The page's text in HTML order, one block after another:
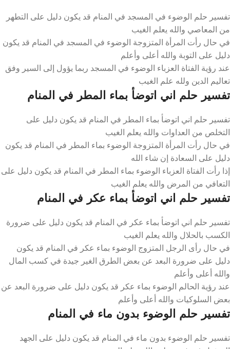
تفسير حلم الوضوء في المسجد في المنام قد يكون دليل على التطهر
من المعاصي والله يعلم الغيب
في حال رأت المرأة المتزوجة الوضوء في المسجد في المنام قد يكون
دليل على التوبة والله أعلى وأعلم
عند رؤية الفتاة العزباء الوضوء في المسجد ربما يؤول إلى السير وفق
تعاليم الدين ولله علم الغيب
تفسير حلم اني اتوضأ بماء المطر في المنام
تفسير حلم اني اتوضأ بماء المطر في المنام قد يكون دليل على
التخلص من العداوات والله يعلم الغيب
في حال رأت المرأة المتزوجة الوضوء بماء المطر في المنام قد يكون
دليل على السعادة إن شاء الله
إذا رأت الفتاة العزباء الوضوء بماء المطر في المنام قد يكون دليل على
التعافي من المرض والله يعلم الغيب
تفسير حلم اني اتوضأ بماء عكر في المنام
تفسير حلم اني اتوضأ بماء عكر في المنام قد يكون دليل على ضرورة
الكسب بالحلال والله يعلم الغيب
في حال رأى الرجل المتزوج الوضوء بماء عكر في المنام قد يكون
دليل على ضرورة البعد عن بعض الطرق الغير جيدة في كسب المال
والله أعلى وأعلم
عند رؤية الحالم الوضوء بماء عكر قد يكون دليل على ضرورة البعد عن
بعض السلوكيات والله أعلى وأعلم
تفسير حلم الوضوء بدون ماء في المنام
تفسير حلم الوضوء بدون ماء في المنام قد يكون دليل على الجهد